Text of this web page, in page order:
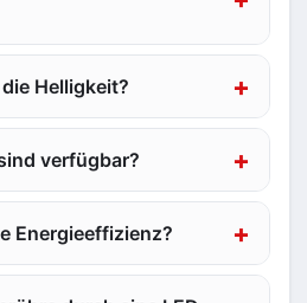
Helligkeit?
verfügbar?
Energieeffizienz?